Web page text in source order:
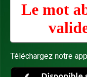
Le mot
Téléchargez notre